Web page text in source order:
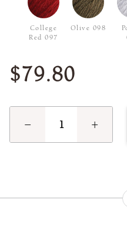
College
Red 097
Olive 098
$79.80
− +